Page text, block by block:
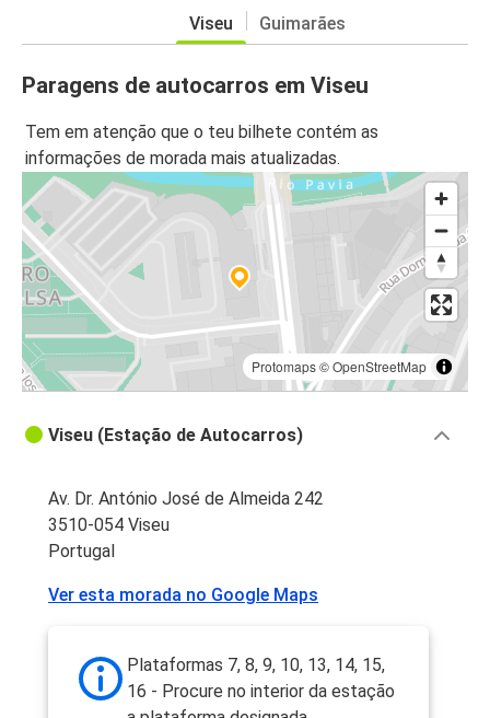
Viseu Guimarães
Paragens de autocarros em Viseu
Tem em atenção que o teu bilhete contém as
informações de morada mais atualizadas.
Protomaps©OpenStreetMap
Viseu (Estação de Autocarros)
Av. Dr. António José de Almeida 242
3510-054 Viseu
Portugal
Ver esta morada no Google Maps
Plataformas 7, 8, 9, 10, 13, 14, 15,
16 - Procure no interior da estação